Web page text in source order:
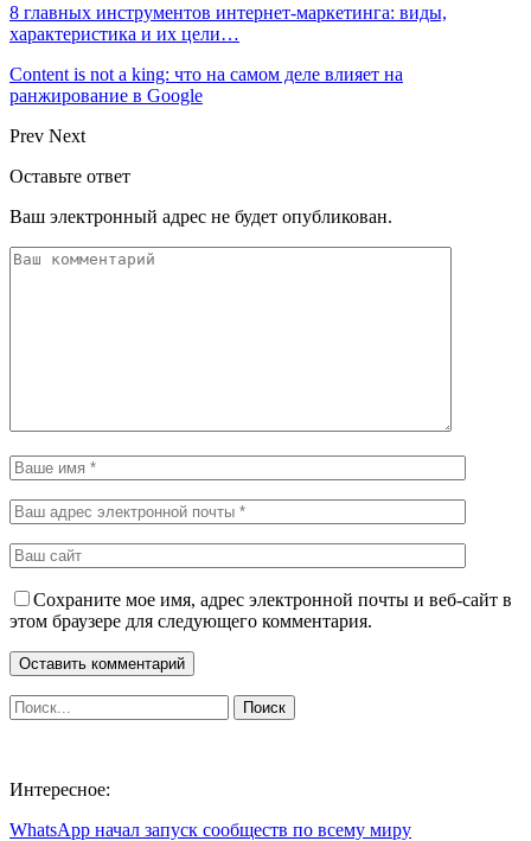
8 главных инструментов интернет-маркетинга: виды,
характеристика и их цели…
Content is not a king: что на самом деле влияет на
ранжирование в Google
Prev Next
Оставьте ответ
Ваш электронный адрес не будет опубликован.
Сохраните мое имя, адрес электронной почты и веб-сайт в
этом браузере для следующего комментария.
Интересное:
WhatsApp начал запуск сообществ по всему миру